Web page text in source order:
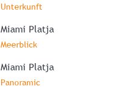
Unterkunft
Miami Platja
Meerblick
Miami Platja
Panoramic